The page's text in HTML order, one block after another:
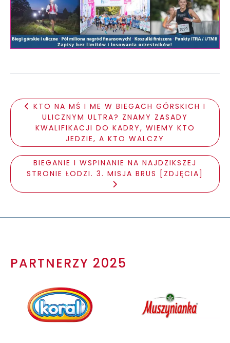
KTO NA MŚ I ME W BIEGACH GÓRSKICH I
ULICZNYM ULTRA? ZNAMY ZASADY
KWALIFIKACJI DO KADRY, WIEMY KTO
JEDZIE, A KTO WALCZY
BIEGANIE I WSPINANIE NA NAJDZIKSZEJ
STRONIE ŁODZI. 3. MISJA BRUS [ZDJĘCIA]
PARTNERZY 2025